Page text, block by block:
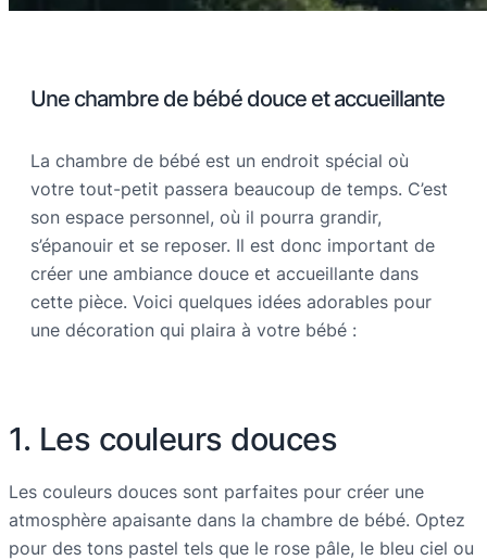
Une chambre de bébé douce et accueillante
La chambre de bébé est un endroit spécial où
votre tout-petit passera beaucoup de temps. C’est
son espace personnel, où il pourra grandir,
s’épanouir et se reposer. Il est donc important de
créer une ambiance douce et accueillante dans
cette pièce. Voici quelques idées adorables pour
une décoration qui plaira à votre bébé :
1. Les couleurs douces
Les couleurs douces sont parfaites pour créer une
atmosphère apaisante dans la chambre de bébé. Optez
pour des tons pastel tels que le rose pâle, le bleu ciel ou